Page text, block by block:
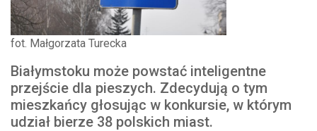
fot. Małgorzata Turecka
Białymstoku może powstać inteligentne
przejście dla pieszych. Zdecydują o tym
mieszkańcy głosując w konkursie, w którym
udział bierze 38 polskich miast.